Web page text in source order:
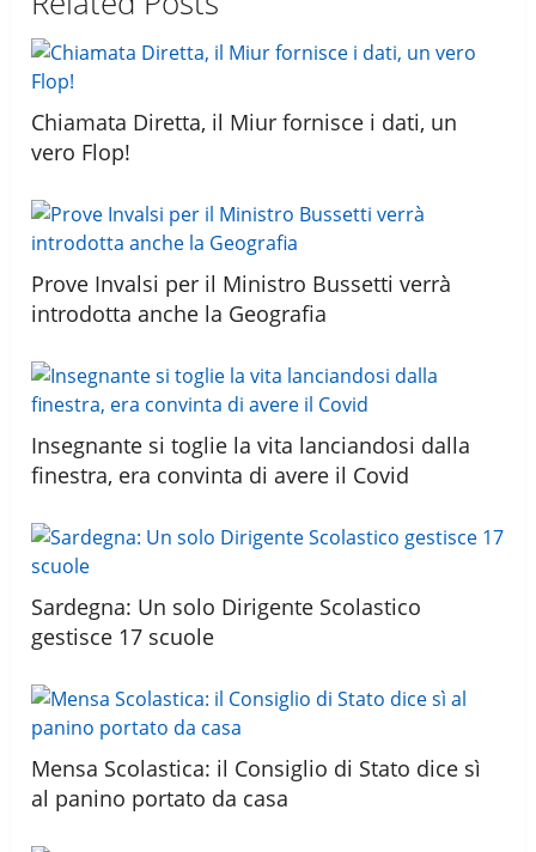
Chiamata Diretta, il Miur fornisce i dati, un
vero Flop!
Prove Invalsi per il Ministro Bussetti verrà
introdotta anche la Geografia
Insegnante si toglie la vita lanciandosi dalla
finestra, era convinta di avere il Covid
Sardegna: Un solo Dirigente Scolastico
gestisce 17 scuole
Mensa Scolastica: il Consiglio di Stato dice sì
al panino portato da casa